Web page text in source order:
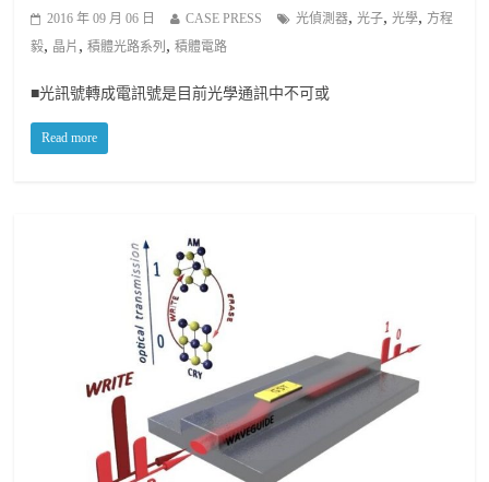
2016 年 09 月 06 日 CASE PRESS 光偵測器,光子,光學, 方程
毅, 晶片 ,積體光路系列 ,積體電路
■光訊號轉成電訊號是目前光學通訊中不可或
Read more